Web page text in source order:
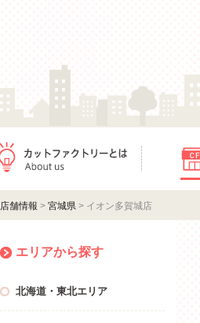
店舗情報 > 宮城県 > イオン多賀城店
エリアから探す
北海道・東北エリア